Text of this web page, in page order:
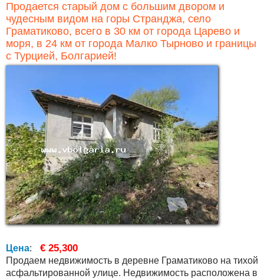
Продается старый дом с большим двором и
чудесным видом на горы Странджа, село
Граматиково, всего в 30 км от города Царево и
моря, в 24 км от города Малко Тырново и границы
с Турцией, Болгарией!
Цена: € 25,300
Продаем недвижимость в деревне Граматиково на тихой
асфальтированной улице. Недвижимость расположена в